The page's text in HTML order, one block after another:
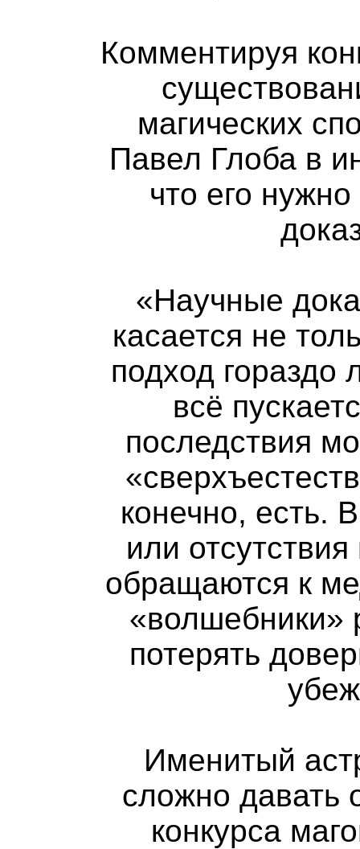
Комментируя
магических
Павел Глоба в
что его
«Научные
касается не
подход гораздо
всё
последствия
конечно, есть.
или
обращаются к
«волшебники»
потерять
Именитый
сложно давать
конкурса